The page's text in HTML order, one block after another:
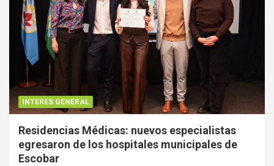
INTERES GENERAL
Residencias Médicas: nuevos especialistas
egresaron de los hospitales municipales de
Escobar